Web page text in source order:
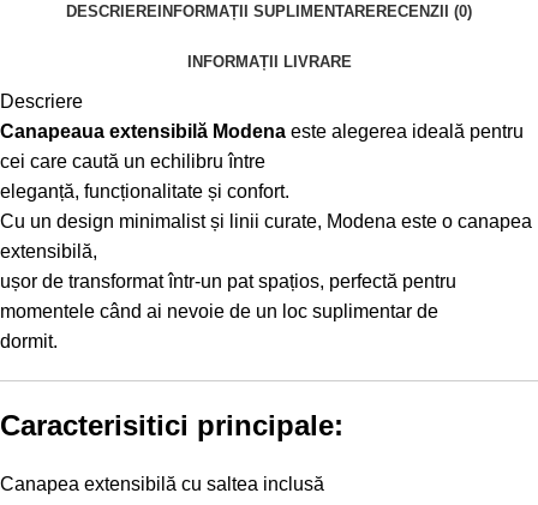
DESCRIERE INFORMAȚII SUPLIMENTARE RECENZII (0)
INFORMAȚII LIVRARE
Descriere
Canapeaua extensibilă Modena este alegerea ideală pentru
cei care caută un echilibru între
eleganță, funcționalitate și confort.
Cu un design minimalist și linii curate, Modena este o canapea
extensibilă,
ușor de transformat într-un pat spațios, perfectă pentru
momentele când ai nevoie de un loc suplimentar de
dormit.
Caracterisitici principale:
Canapea extensibilă cu saltea inclusă